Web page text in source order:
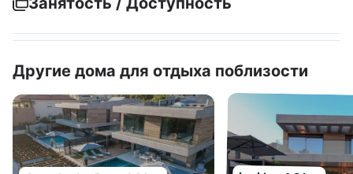
Другие дома для отдыха поблизости